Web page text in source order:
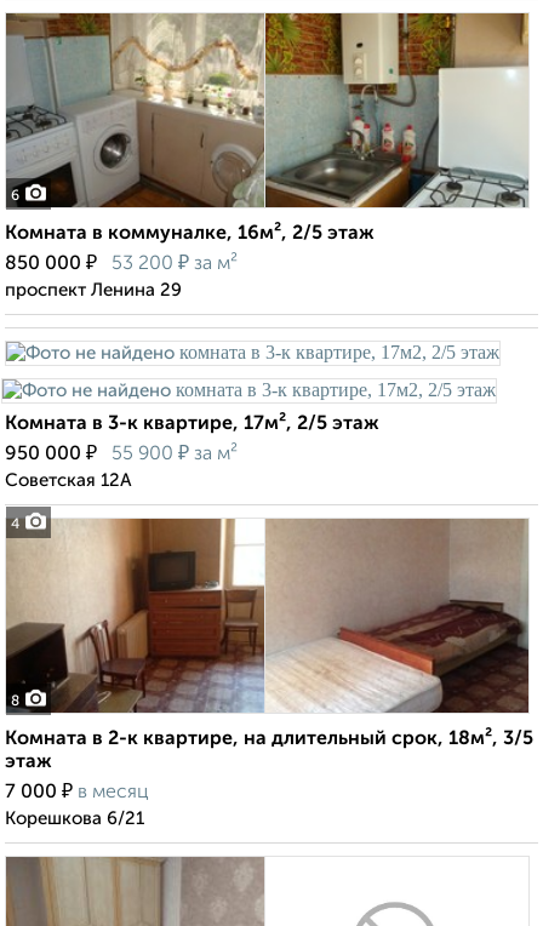
6
Комната в коммуналке, 16м², 2/5 этаж
850 000 ₽ 53 200 ₽ за м²
проспект Ленина 29
4
Комната в 3-к квартире, 17м², 2/5 этаж
950 000 ₽ 55 900 ₽ за м²
Советская 12А
8
Комната в 2-к квартире, на длительный срок, 18м², 3/5
этаж
7 000 ₽ в месяц
Корешкова 6/21